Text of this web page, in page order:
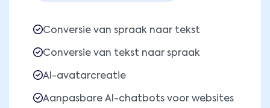
Conversie van spraak naar tekst
Conversie van tekst naar spraak
AI-avatarcreatie
Aanpasbare AI-chatbots voor websites